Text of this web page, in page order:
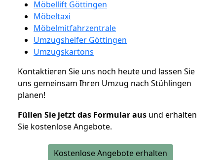
Möbellift Göttingen
Möbeltaxi
Möbelmitfahrzentrale
Umzugshelfer Göttingen
Umzugskartons
Kontaktieren Sie uns noch heute und lassen Sie
uns gemeinsam Ihren Umzug nach Stühlingen
planen!
Füllen Sie jetzt das Formular aus und erhalten
Sie kostenlose Angebote.
Kostenlose Angebote erhalten